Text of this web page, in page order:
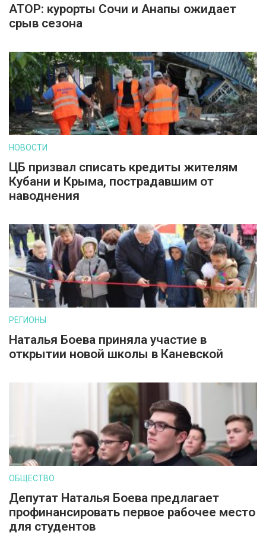
АТОР: курорты Сочи и Анапы ожидает
срыв сезона
НОВОСТИ
ЦБ призвал списать кредиты жителям
Кубани и Крыма, пострадавшим от
наводнения
РЕГИОНЫ
Наталья Боева приняла участие в
открытии новой школы в Каневской
ОБЩЕСТВО
Депутат Наталья Боева предлагает
профинансировать первое рабочее место
для студентов